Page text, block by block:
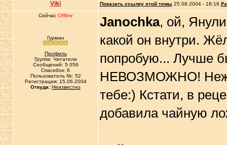
Viki Показать ссылку этой темы 25.08.2004 - 18:16
Сейчас Offline
Гурман
Профиль
Группа: Читатели
Сообщений: 5 056
Спасибок: 6
Пользователь №: 52
Регистрация: 15.06.2004
Откуда: Неизвестно
Janochka, ой,
какой он внутри.
попробую... Лучше
НЕВОЗМОЖНО!
тебе:) Кстати, в
добавила чайную